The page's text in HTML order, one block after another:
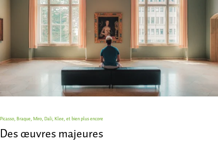
Picasso, Braque, Miro, Dali, Klee, et bien plus encore
Des œuvres majeures